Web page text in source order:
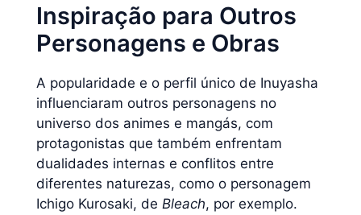
Inspiração para Outros
Personagens e Obras
A popularidade e o perfil único de Inuyasha
influenciaram outros personagens no
universo dos animes e mangás, com
protagonistas que também enfrentam
dualidades internas e conflitos entre
diferentes naturezas, como o personagem
Ichigo Kurosaki, de Bleach, por exemplo.